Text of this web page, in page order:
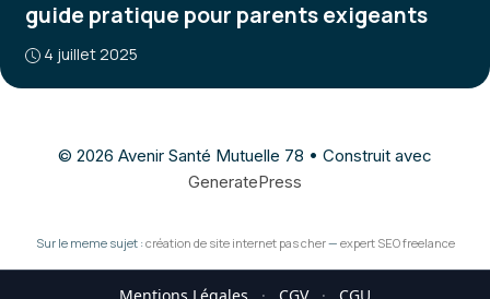
guide pratique pour parents exigeants
4 juillet 2025
© 2026 Avenir Santé Mutuelle 78 • Construit avec
GeneratePress
Sur le meme sujet : création de site internet pas cher— expert SEO freelance